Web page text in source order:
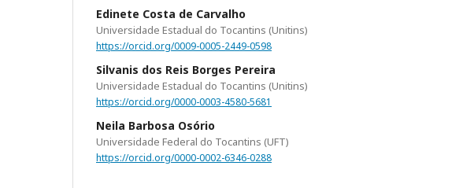
Edinete Costa de Carvalho
Universidade Estadual do Tocantins (Unitins)
https://orcid.org/0009-0005-2449-0598
Silvanis dos Reis Borges Pereira
Universidade Estadual do Tocantins (Unitins)
https://orcid.org/0000-0003-4580-5681
Neila Barbosa Osório
Universidade Federal do Tocantins (UFT)
https://orcid.org/0000-0002-6346-0288